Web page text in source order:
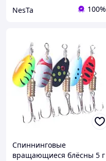
NesTa 100%
Спиннинговые
вращающиеся блёсны 5 г